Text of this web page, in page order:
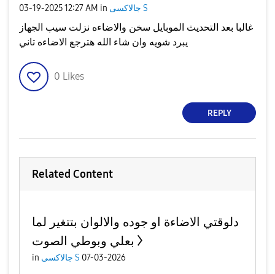
‎03-19-202512:27 AM in جالاكسى S
غالبا بعد التحديث الموبايل سخن والاضاءه نزلت سيب الجهاز
يبرد شويه وان شاء الله هترجع الاضاءه تاني
0 Likes
REPLY
Related Content
دلوقتي الاضاءة او جوده والالوان بتتغير لما
بعلي وبوطي الصوت
in جالاكسى S 07-03-2026